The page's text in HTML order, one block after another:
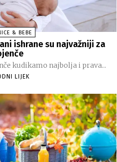
& BEBE
ishrane su najvažniji za
kudikamo najbolja i prava...
LIJEK